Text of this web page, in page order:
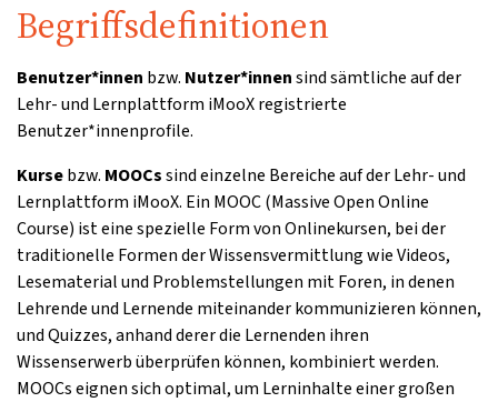
Begriffsdefinitionen
Benutzer*innen bzw. Nutzer*innensind sämtliche auf der
Lehr- und Lernplattform iMooX registrierte
Benutzer*innenprofile.
Kursebzw. MOOCssind einzelne Bereiche auf der Lehr- und
Lernplattform iMooX. Ein MOOC (Massive Open Online
Course) ist eine spezielle Form von Onlinekursen, bei der
traditionelle Formen der Wissensvermittlung wie Videos,
Lesematerial und Problemstellungen mit Foren, in denen
Lehrende und Lernende miteinander kommunizieren können,
und Quizzes, anhand derer die Lernenden ihren
Wissenserwerb überprüfen können, kombiniert werden.
MOOCs eignen sich optimal, um Lerninhalte einer großen